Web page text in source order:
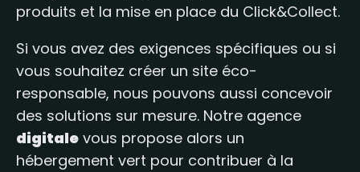
produits et la mise en place du Click&Collect.
Si vous avez des exigences spécifiques ou si
vous souhaitez créer un site éco-
responsable, nous pouvons aussi concevoir
des solutions sur mesure. Notre agence
digitale vous propose alors un
hébergement vert pour contribuer à la